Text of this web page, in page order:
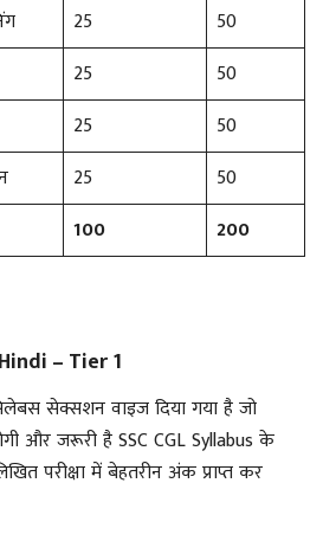
25
50
25
50
25
50
25
50
100 200
– Tier 1
सेक्सशन वाइज दिया गया है जो
और जरूरी है SSC CGL Syllabus के
परीक्षा में बेहतरीन अंक प्राप्त कर